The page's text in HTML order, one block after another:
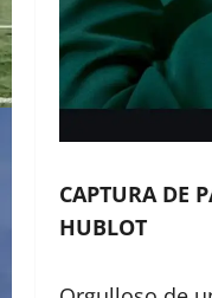
CAPTURA DE
HUBLOT